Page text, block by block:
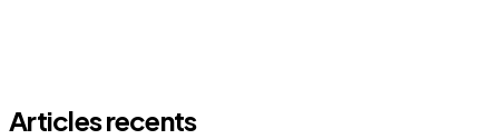
Articles recents